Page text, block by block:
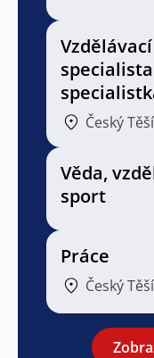
Vzdělávací
Český
Věda,
sport
Práce
Český